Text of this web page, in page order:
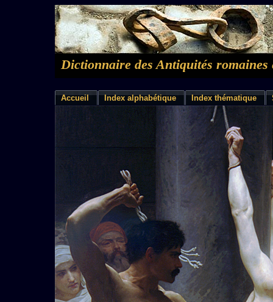
Dictionnaire des Antiquités romaines
Accueil Index alphabétique Index thématique